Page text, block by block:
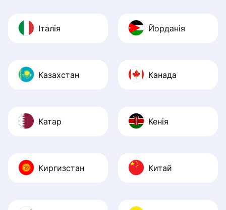
Італія Йорданія
Казахстан Канада
Катар Кенія
Киргизстан Китай